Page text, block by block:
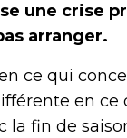
une crise
arranger.
ce qui
en ce
la fin de